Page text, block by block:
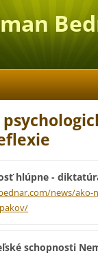
hlúpne -
news/ako-
schopnosti